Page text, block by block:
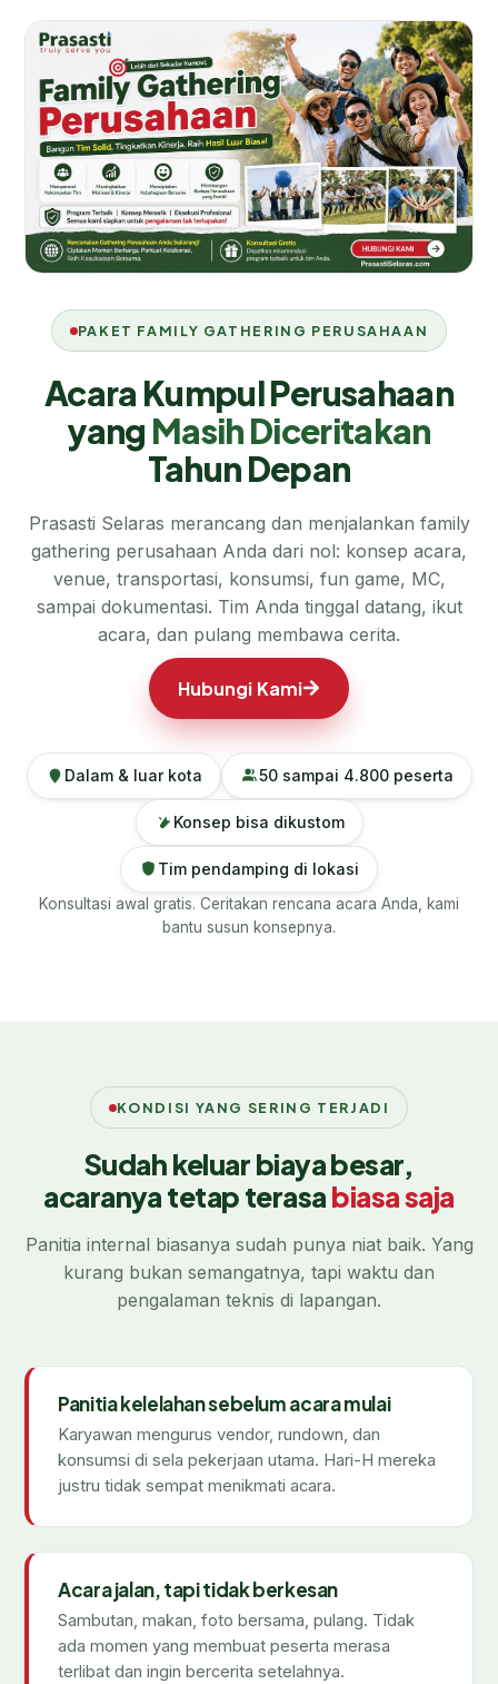
PAKET FAMILY GATHERING PERUSAHAAN
Acara Kumpul Perusahaan
yang Masih Diceritakan
Tahun Depan
Prasasti Selaras merancang dan menjalankan family
gathering perusahaan Anda dari nol: konsep acara,
venue, transportasi, konsumsi, fun game, MC,
sampai dokumentasi. Tim Anda tinggal datang, ikut
acara, dan pulang membawa cerita.
Hubungi Kami
Dalam & luar kota 50 sampai 4.800 peserta
Konsep bisa dikustom
Tim pendamping di lokasi
Konsultasi awal gratis. Ceritakan rencana acara Anda, kami
bantu susun konsepnya.
KONDISI YANG SERING TERJADI
Sudah keluar biaya besar,
acaranya tetap terasabiasa saja
Panitia internal biasanya sudah punya niat baik. Yang
kurang bukan semangatnya, tapi waktu dan
pengalaman teknis di lapangan.
Panitia kelelahan sebelum acara mulai
Karyawan mengurus vendor, rundown, dan
konsumsi di sela pekerjaan utama. Hari-H mereka
justru tidak sempat menikmati acara.
Acara jalan, tapi tidak berkesan
Sambutan, makan, foto bersama, pulang. Tidak
ada momen yang membuat peserta merasa
terlibat dan ingin bercerita setelahnya.